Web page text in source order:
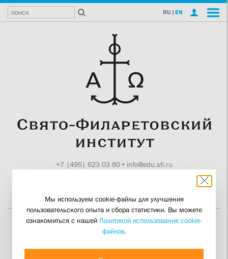
RU | EN
+7 |495| 623 03 80• info@edu.sfi.ru
«Новый курс»
Мы используем cookie-файлы для улучшения
пользовательского опыта и сбора статистики. Вы можете
ознакомиться с нашей Политикой использования cookie-
файлов.